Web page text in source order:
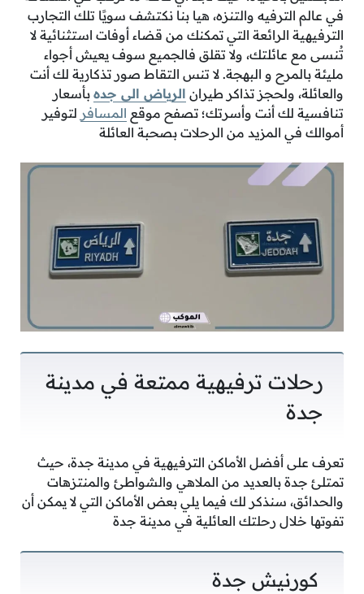
في عالم الترفيه والتنزه، هيا بنا نكتشف سويًا تلك التجارب
الترفيهية الرائعة التي تمكنك من قضاء أوفات استثنائية لا
تُنسى مع عائلتك، ولا تقلق فالجميع سوف يعيش أجواء
مليئة بالمرح و البهجة. لا تنس التقاط صور تذكارية لك أنت
والعائلة، ولحجز تذاكر طيران الرياض الى جده بأسعار
تنافسية لك أنت وأسرتك؛ تصفح موقع المسافر لتوفير
أموالك في المزيد من الرحلات بصحبة العائلة
رحلات ترفيهية ممتعة في مدينة
جدة
تعرف على أفضل الأماكن الترفيهية في مدينة جدة، حيث
تمتلئ جدة بالعديد من الملاهي والشواطئ والمنتزهات
والحدائق، سنذكر لك فيما يلي بعض الأماكن التي لا يمكن أن
تفوتها خلال رحلتك العائلية في مدينة جدة
كورنيش جدة